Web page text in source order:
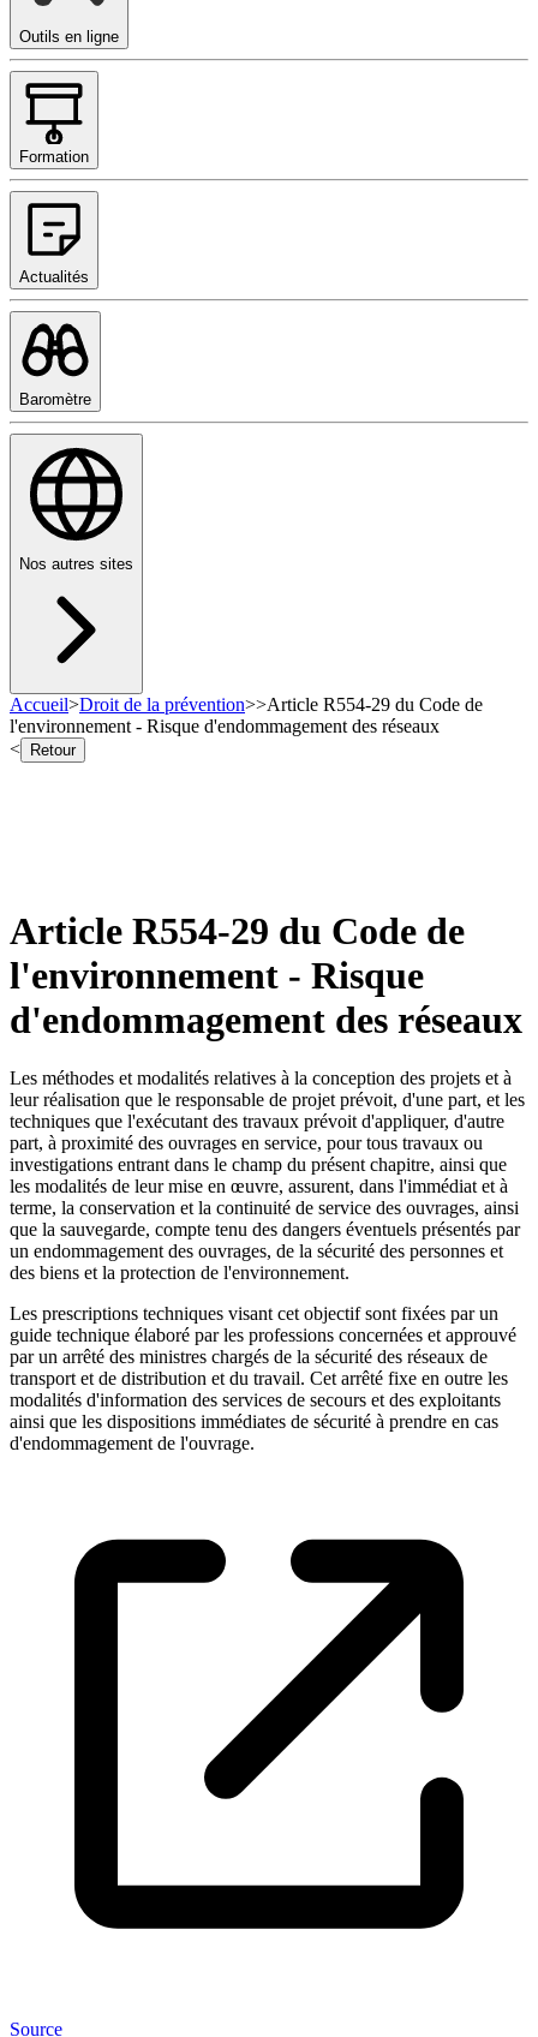
Outils en ligne
Formation
Actualités
Baromètre
Nos autres sites
Accueil>Droit de la prévention>>Article R554-29 du Code de
l'environnement - Risque d'endommagement des réseaux
<
Retour
Article R554-29 du Code de
l'environnement - Risque
d'endommagement des réseaux
Les méthodes et modalités relatives à la conception des projets et à
leur réalisation que le responsable de projet prévoit, d'une part, et les
techniques que l'exécutant des travaux prévoit d'appliquer, d'autre
part, à proximité des ouvrages en service, pour tous travaux ou
investigations entrant dans le champ du présent chapitre, ainsi que
les modalités de leur mise en œuvre, assurent, dans l'immédiat et à
terme, la conservation et la continuité de service des ouvrages, ainsi
que la sauvegarde, compte tenu des dangers éventuels présentés par
un endommagement des ouvrages, de la sécurité des personnes et
des biens et la protection de l'environnement.
Les prescriptions techniques visant cet objectif sont fixées par un
guide technique élaboré par les professions concernées et approuvé
par un arrêté des ministres chargés de la sécurité des réseaux de
transport et de distribution et du travail. Cet arrêté fixe en outre les
modalités d'information des services de secours et des exploitants
ainsi que les dispositions immédiates de sécurité à prendre en cas
d'endommagement de l'ouvrage.
Source